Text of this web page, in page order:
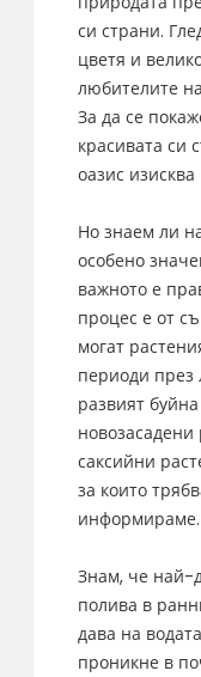
си страни.
цветя и
любителите
За да се
красивата си
оазис
Но знаем ли
особено
важното е
процес е от
могат
периоди през
развият
саксийни
за които
информираме.
Знам, че най-
полива в
дава на
проникне в